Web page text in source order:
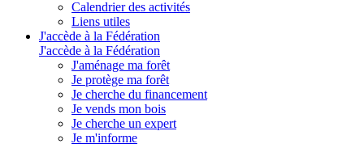
Calendrier des activités
Liens utiles
J'accède à la Fédération
J'accède à la Fédération
J'aménage ma forêt
Je protège ma forêt
Je cherche du financement
Je vends mon bois
Je cherche un expert
Je m'informe